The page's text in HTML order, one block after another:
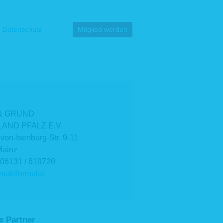
Datenschutz Mitglied werden
GRUND
PFALZ E.V.
Isenburg-Str. 9-11
/ 619720
Partner